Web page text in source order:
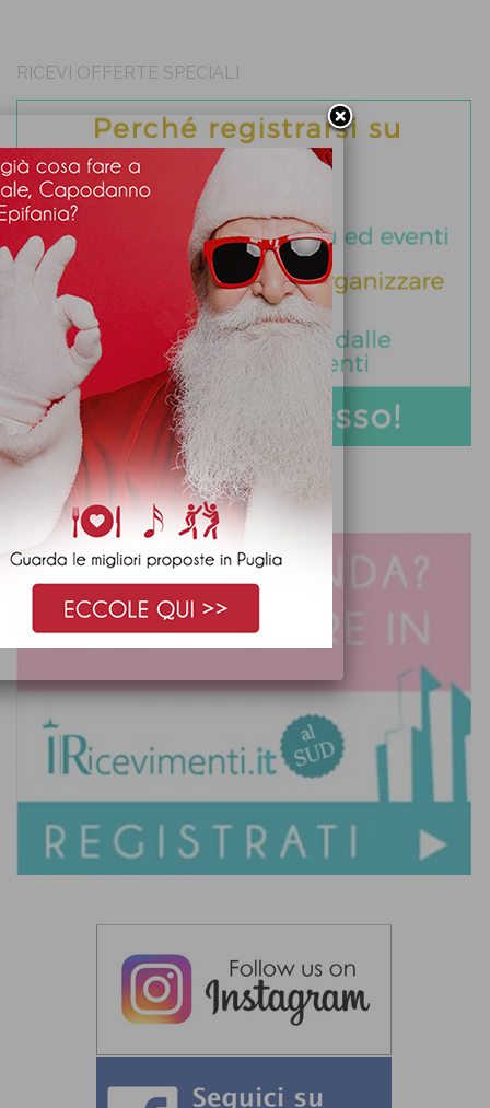
RICEVI OFFERTE SPECIALI
DIVENTA PARTNER